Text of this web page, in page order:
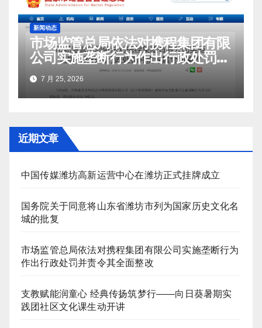
新闻动态
市场监管总局依法对携程集团有限
公司实施垄断行为作出行政处罚并
责令其全面整改
7 月 25, 2026
近期文章
中国传媒潍坊高新运营中心在潍坊正式挂牌成立
国务院关于同意将山东省潍坊市列为国家历史文化名
城的批复
市场监管总局依法对携程集团有限公司实施垄断行为
作出行政处罚并责令其全面整改
支教赋能润童心 经典传扬筑梦行——向日葵暑期实
践团社区文化课生动开讲